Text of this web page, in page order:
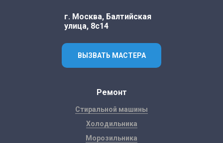
г. Москва, Балтийская
улица, 8с14
ВЫЗВАТЬ МАСТЕРА
Ремонт
Стиральной машины
Холодильника
Морозильника